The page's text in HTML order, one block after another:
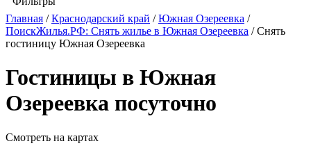
Главная /Краснодарский край /Южная Озереевка /
ПоискЖилья.РФ: Снять жилье в Южная Озереевка / Снять
гостиницу Южная Озереевка
Гостиницы в Южная
Озереевка посуточно
Смотреть на картах